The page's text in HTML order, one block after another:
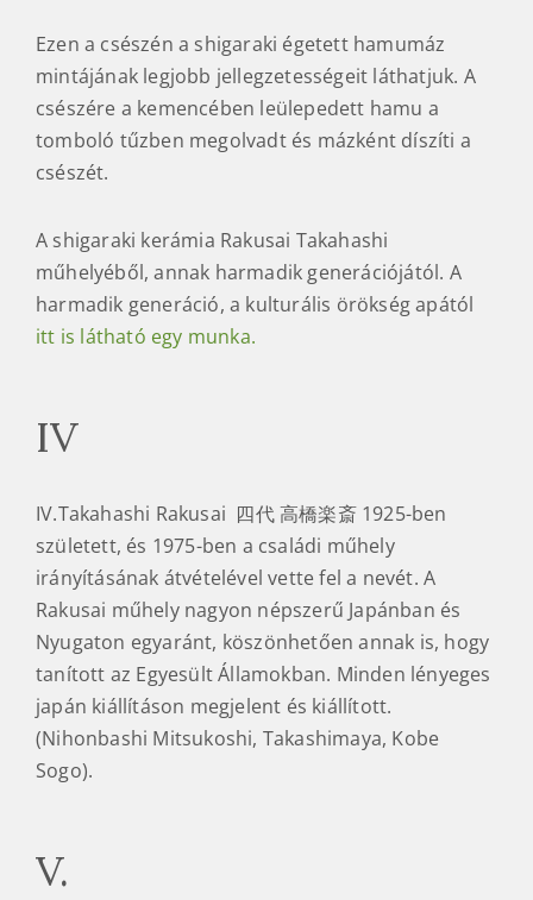
Ezen a csészén a shigaraki égetett hamumáz
mintájának legjobb jellegzetességeit láthatjuk. A
csészére a kemencében leülepedett hamu a
tomboló tűzben megolvadt és mázként díszíti a
csészét.
A shigaraki kerámia Rakusai Takahashi
műhelyéből, annak harmadik generációjától. A
harmadik generáció, a kulturális örökség apától
itt is látható egy munka.
IV
IV.Takahashi Rakusai 四代 高橋楽斎 1925-ben
született, és 1975-ben a családi műhely
irányításának átvételével vette fel a nevét. A
Rakusai műhely nagyon népszerű Japánban és
Nyugaton egyaránt, köszönhetően annak is, hogy
tanított az Egyesült Államokban. Minden lényeges
japán kiállításon megjelent és kiállított.
(Nihonbashi Mitsukoshi, Takashimaya, Kobe
Sogo).
V.